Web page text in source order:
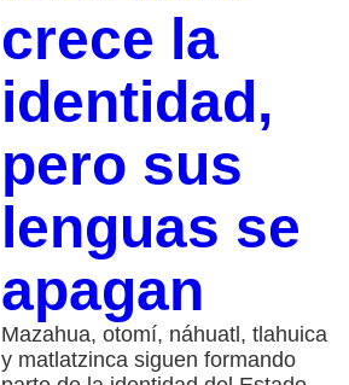
crece la
identidad,
pero sus
lenguas se
apagan
Mazahua, otomí, náhuatl, tlahuica
y matlatzinca siguen formando